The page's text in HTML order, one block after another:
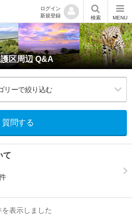
ログイン
新規登録
検索 MENU
区周辺 Q&A
リーで絞り込む
質問する
て
を表示しました